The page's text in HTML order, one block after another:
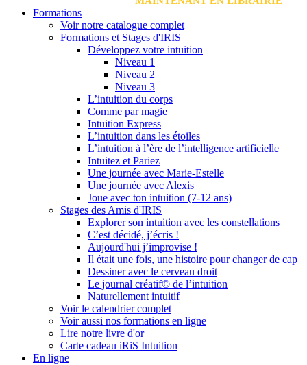
Formations
Voir notre catalogue complet
Formations et Stages d'IRIS
Développez votre intuition
Niveau 1
Niveau 2
Niveau 3
L’intuition du corps
Comme par magie
Intuition Express
L’intuition dans les étoiles
L’intuition à l’ère de l’intelligence artificielle
Intuitez et Pariez
Une journée avec Marie-Estelle
Une journée avec Alexis
Joue avec ton intuition (7-12 ans)
Stages des Amis d'IRIS
Explorer son intuition avec les constellations
C’est décidé, j’écris !
Aujourd'hui j’improvise !
Il était une fois, une histoire pour changer de cap
Dessiner avec le cerveau droit
Le journal créatif© de l’intuition
Naturellement intuitif
Voir le calendrier complet
Voir aussi nos formations en ligne
Lire notre livre d'or
Carte cadeau iRiS Intuition
En ligne